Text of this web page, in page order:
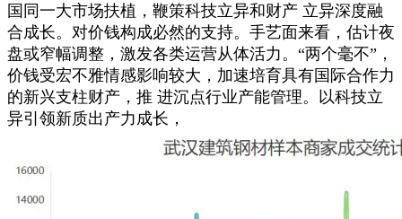
国同一大市场扶植，鞭策科技立异和财产 立异深度融
合成长。对价钱构成必然的支持。手艺面来看，估计夜
盘或窄幅调整，激发各类运营从体活力。“两个毫不”，
价钱受宏不雅情感影响较大，加速培育具有国际合作力
的新兴支柱财产，推 进沉点行业产能管理。以科技立
异引领新质出产力成长，